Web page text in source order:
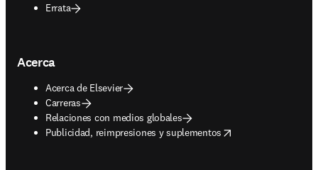
Errata
Acerca
Acerca de Elsevier
Carreras
Relaciones con medios globales
Publicidad, reimpresiones y suplementos
opens in new tab/window